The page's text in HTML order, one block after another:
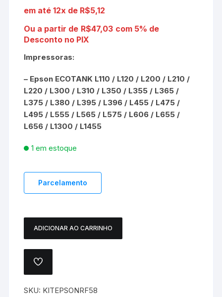
em até 12x de R$5,12
Ou a partir de R$47,03 com 5% de
Desconto no PIX
Impressoras:
– Epson ECOTANK L110 / L120 / L200 / L210 /
L220 / L300 / L310 / L350 / L355 / L365 /
L375 / L380 / L395 / L396 / L455 / L475 /
L495 / L555 / L565 / L575 / L606 / L655 /
L656 / L1300 / L1455
1 em estoque
Parcelamento
TINTA
T664
ADICIONAR AO CARRINHO
ADICIONAR
A
DE
DESEJOS.
SKU: KITEPSONRF58